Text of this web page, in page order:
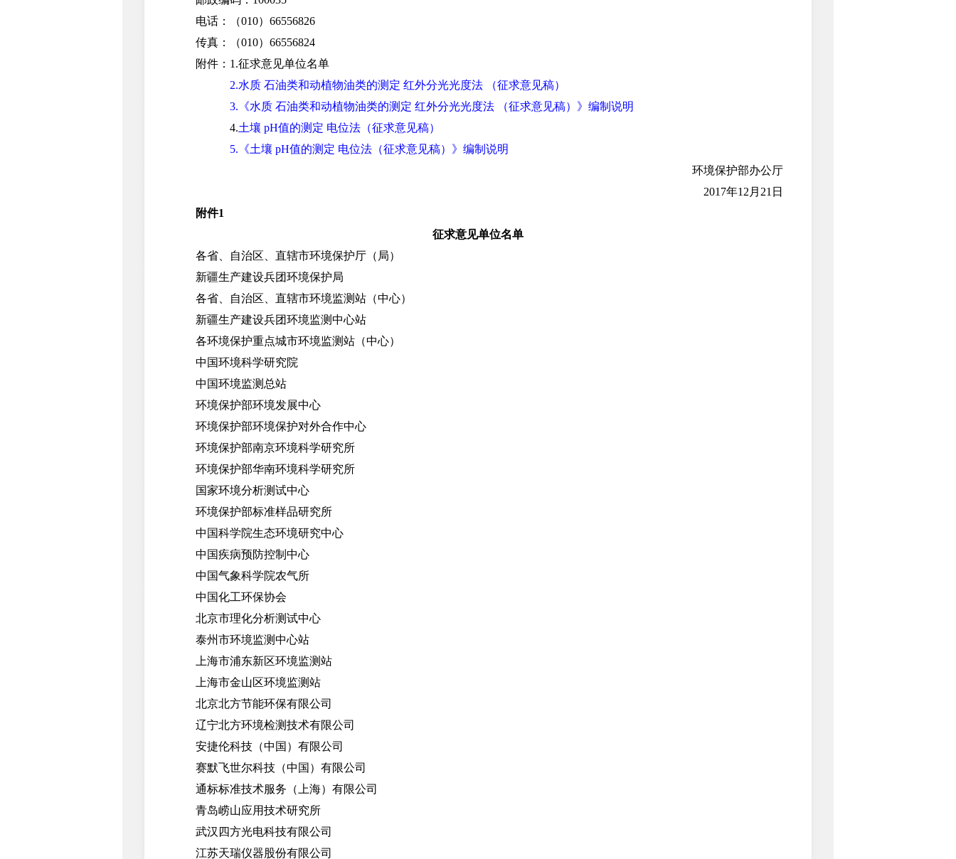
电话：（010）66556826
传真：（010）66556824
附件：1.征求意见单位名单
2.水质 石油类和动植物油类的测定 红外分光光度法 （征求意见稿）
3.《水质 石油类和动植物油类的测定 红外分光光度法 （征求意见稿）》编制说明
4.土壤 pH值的测定 电位法（征求意见稿）
5.《土壤 pH值的测定 电位法（征求意见稿）》编制说明
环境保护部办公厅
2017年12月21日
附件1
征求意见单位名单
各省、自治区、直辖市环境保护厅（局）
新疆生产建设兵团环境保护局
各省、自治区、直辖市环境监测站（中心）
新疆生产建设兵团环境监测中心站
各环境保护重点城市环境监测站（中心）
中国环境科学研究院
中国环境监测总站
环境保护部环境发展中心
环境保护部环境保护对外合作中心
环境保护部南京环境科学研究所
环境保护部华南环境科学研究所
国家环境分析测试中心
环境保护部标准样品研究所
中国科学院生态环境研究中心
中国疾病预防控制中心
中国气象科学院农气所
中国化工环保协会
北京市理化分析测试中心
泰州市环境监测中心站
上海市浦东新区环境监测站
上海市金山区环境监测站
北京北方节能环保有限公司
辽宁北方环境检测技术有限公司
安捷伦科技（中国）有限公司
赛默飞世尔科技（中国）有限公司
通标标准技术服务（上海）有限公司
青岛崂山应用技术研究所
武汉四方光电科技有限公司
江苏天瑞仪器股份有限公司